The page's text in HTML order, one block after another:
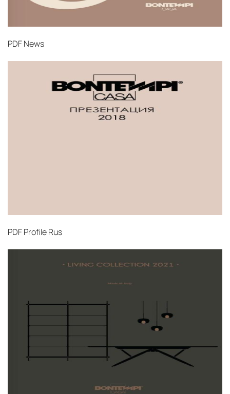
PDFNews
PDFProfile Rus